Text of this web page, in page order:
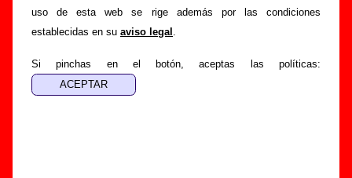
uso de esta web se rige además por las condiciones
establecidas en su aviso legal .
Si pinchas en el botón, aceptas las políticas:
autor o los autores, sobre los discos en los que está incluido
este tema, sobre la grabación del mismo, sobre versiones a
información adicional, puedes ayudar acompletar esta
información.